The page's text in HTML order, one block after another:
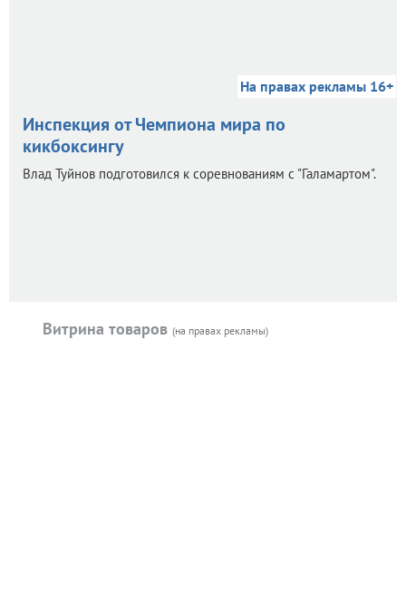
На правах рекламы 16+
Инспекция от Чемпиона мира по
кикбоксингу
Влад Туйнов подготовился к соревнованиям с "Галамартом".
Витрина товаров (на правах рекламы)